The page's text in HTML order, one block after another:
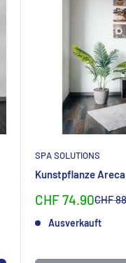
SPA SOLUTIONS
Kunstpflanze Areca
Sonderpreis
CHF 74.90CHF
Ausverkauft